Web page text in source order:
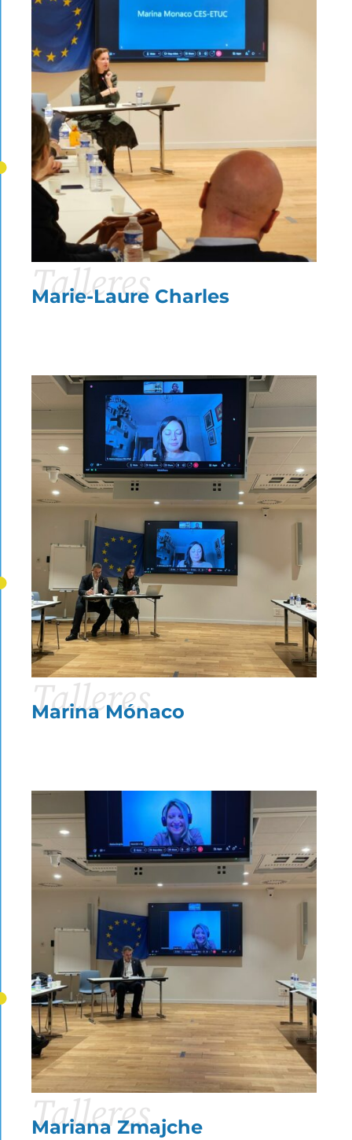
Marie-Laure Charles
Talleres
Marina Mónaco
Talleres
Mariana Zmajche
Talleres